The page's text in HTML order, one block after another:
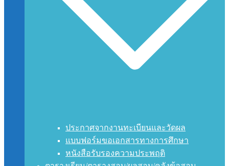
ประกาศจากงานทะเบียนและวัดผล
แบบฟอร์มขอเอกสารทางการศึกษา
หนังสือรับรองความประพฤติ